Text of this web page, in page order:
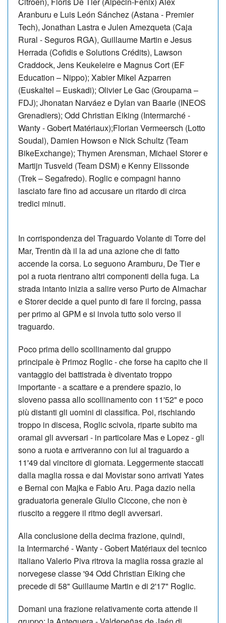
Aranburu e Luis León Sánchez (Astana - Premier
Tech), Jonathan Lastra e Julen Amezqueta (Caja
Rural - Seguros RGA), Guillaume Martin e Jesus
Herrada (Cofidis e Solutions Crédits), Lawson
Craddock, Jens Keukeleire e Magnus Cort (EF
Education – Nippo); Xabier Mikel Azparren
(Euskaltel – Euskadi); Olivier Le Gac (Groupama –
FDJ); Jhonatan Narváez e Dylan van Baarle (INEOS
Grenadiers); Odd Christian Eiking (Intermarché -
Wanty - Gobert Matériaux);Florian Vermeersch (Lotto
Soudal), Damien Howson e Nick Schultz (Team
BikeExchange); Thymen Arensman, Michael Storer e
Martijn Tusveld (Team DSM) e Kenny Elissonde
(Trek – Segafredo). Roglic e compagni hanno
lasciato fare fino ad accusare un ritardo di circa
tredici minuti.
In corrispondenza del Traguardo Volante di Torre del
Mar, Trentin dà il la ad una azione che di fatto
accende la corsa. Lo seguono Aramburu, De Tier e
poi a ruota rientrano altri componenti della fuga. La
strada intanto inizia a salire verso Purto de Almachar
e Storer decide a quel punto di fare il forcing, passa
per primo al GPM e si invola tutto solo verso il
traguardo.
Poco prima dello scollinamento dal gruppo
principale è Primoz Roglic - che forse ha capito che il
vantaggio dei battistrada è diventato troppo
importante - a scattare e a prendere spazio, lo
sloveno passa allo scollinamento con 11'52" e poco
più distanti gli uomini di classifica. Poi, rischiando
troppo in discesa, Roglic scivola, riparte subito ma
oramai gli avversari - in particolare Mas e Lopez - gli
sono a ruota e arriveranno con lui al traguardo a
11'49 dal vincitore di giornata. Leggermente staccati
dalla maglia rossa e dai Movistar sono arrivati Yates
e Bernal con Majka e Fabio Aru. Paga dazio nella
graduatoria generale Giulio Ciccone, che non è
riuscito a reggere il ritmo degli avversari.
Alla conclusione della decima frazione, quindi,
la Intermarché - Wanty - Gobert Matériaux del tecnico
italiano Valerio Piva ritrova la maglia rossa grazie al
norvegese classe '94 Odd Christian Eiking che
precede di 58" Guillaume Martin e di 2'17" Roglic.
Domani una frazione relativamente corta attende il